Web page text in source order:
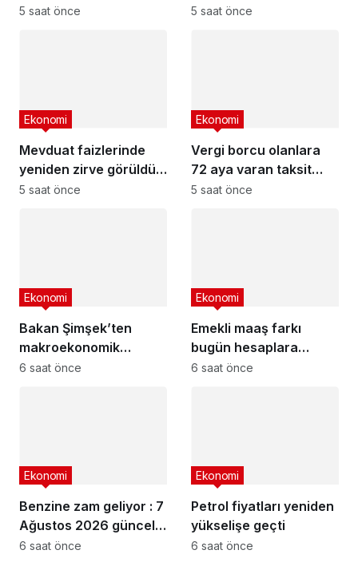
5 saat önce 5 saat önce
Mevduat faizlerinde
yeniden zirve görüldü :
3 milyon liranın aylık
Ekonomi
5 saat önce
Vergi borcu olanlara
72 aya varan taksit
fırsatı
Ekonomi
5 saat önce
Bakan Şimşek’ten
makroekonomik
istikrar açıklaması
Ekonomi
6 saat önce
Emekli maaş farkı
bugün hesaplara
yatıyor
Ekonomi
6 saat önce
Benzine zam geliyor : 7
Ağustos 2026 güncel
akaryakıt fiyatları
Ekonomi
6 saat önce
Petrol fiyatları yeniden
yükselişe geçti
Ekonomi
6 saat önce